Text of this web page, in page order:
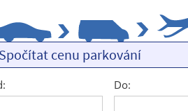
cenu parkování
Do: